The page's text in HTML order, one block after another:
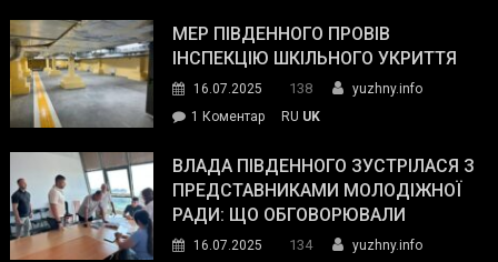
органів:
«Наш
спільний
окупанти.
Маємо
діяти
ДСНС
власноруч
пожежу
у
МЕР ПІВДЕННОГО ПРОВІВ
ІНСПЕКЦІЮ ШКІЛЬНОГО УКРИТТЯ
16.07.2025 138
yuzhny.info
1 Коментардо
Південного
провів
інспекцію
RU UK
ВЛАДА ПІВДЕННОГО ЗУСТРІЛАСЯ З
ПРЕДСТАВНИКАМИ МОЛОДІЖНОЇ
РАДИ: ЩО ОБГОВОРЮВАЛИ
16.07.2025 134 yuzhny.info